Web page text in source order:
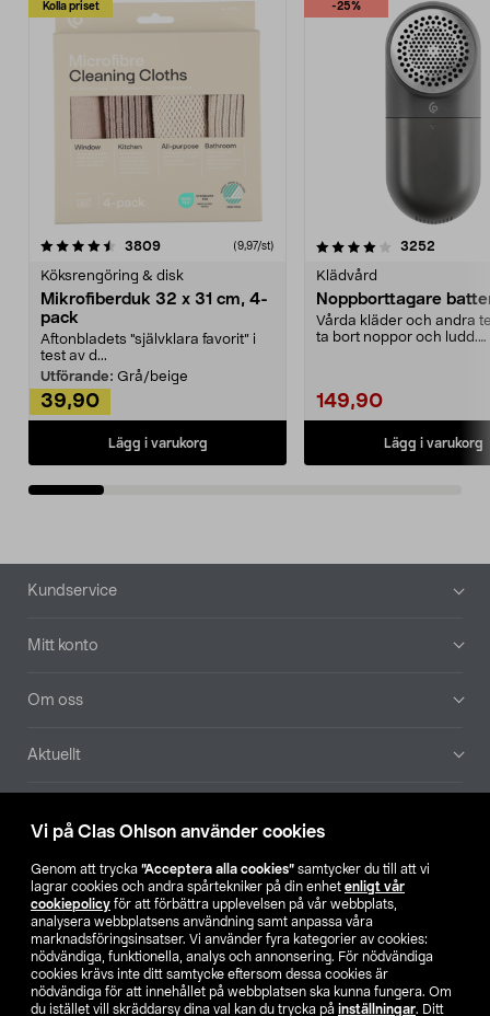
Vi på Clas Ohlson använder cookies
Genom att trycka ”Acceptera alla cookies” samtycker du till att vi
lagrar cookies och andra spårtekniker på din enhet enligt vår
cookiepolicy för att förbättra upplevelsen på vår webbplats,
analysera webbplatsens användning samt anpassa våra
marknadsföringsinsatser. Vi använder fyra kategorier av cookies:
nödvändiga, funktionella, analys och annonsering. För nödvändiga
cookies krävs inte ditt samtycke eftersom dessa cookies är
nödvändiga för att innehållet på webbplatsen ska kunna fungera. Om
du istället vill skräddarsy dina val kan du trycka på inställningar. Ditt
Kolla priset
3809recensioner (9,97/st)
Köksrengöring & disk
Mikrofiberduk 32 x 31 cm, 4-
pack
Aftonbladets "självklara favorit” i
test av d...
Utförande: Grå/beige
39,90
Lägg i varukorg
-25%
4.0av 5 stjärnor 3252
Klädvård
Noppborttagare
Vårda kläder och andra
ta bort noppor och ludd.
149,90
Lägg i varukorg
4.5av 5 stjärnor
Sidfot
Kundservice
Mitt konto
Om oss
Aktuellt
Hitta butik
SE NO FI